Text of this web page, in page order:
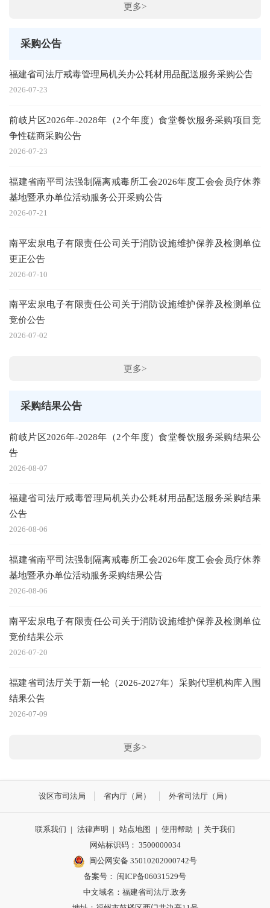
更多>
采购公告
福建省司法厅戒毒管理局机关办公耗材用品配送服务采购公告
2026-07-23
前岐片区2026年-2028年（2个年度）食堂餐饮服务采购项目竞
争性磋商采购公告
2026-07-23
福建省南平司法强制隔离戒毒所工会2026年度工会会员疗休养
基地暨承办单位活动服务公开采购公告
2026-07-21
南平宏泉电子有限责任公司关于消防设施维护保养及检测单位
更正公告
2026-07-10
南平宏泉电子有限责任公司关于消防设施维护保养及检测单位
竞价公告
2026-07-02
更多>
采购结果公告
前岐片区2026年-2028年（2个年度）食堂餐饮服务采购结果公
告
2026-08-07
福建省司法厅戒毒管理局机关办公耗材用品配送服务采购结果
公告
2026-08-06
福建省南平司法强制隔离戒毒所工会2026年度工会会员疗休养
基地暨承办单位活动服务采购结果公告
2026-08-06
南平宏泉电子有限责任公司关于消防设施维护保养及检测单位
竞价结果公示
2026-07-20
福建省司法厅关于新一轮（2026-2027年）采购代理机构库入围
结果公告
2026-07-09
更多>
设区市司法局 省内厅（局） 外省司法厅（局）
联系我们 | 法律声明 | 站点地图 | 使用帮助 | 关于我们
网站标识码： 3500000034
闽公网安备 35010202000742号
备案号： 闽ICP备06031529号
中文域名：福建省司法厅.政务